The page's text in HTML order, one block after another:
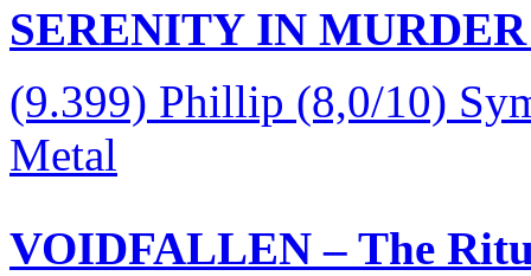
SERENITY IN MURDER
(9.399) Phillip (8,0/10)
Metal
VOIDFALLEN – The